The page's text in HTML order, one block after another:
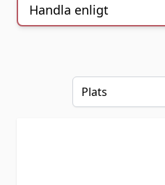
Handla enligt